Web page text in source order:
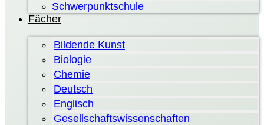
Schwerpunktschule
Fächer
Bildende Kunst
Biologie
Chemie
Deutsch
Englisch
Gesellschaftswissenschaften